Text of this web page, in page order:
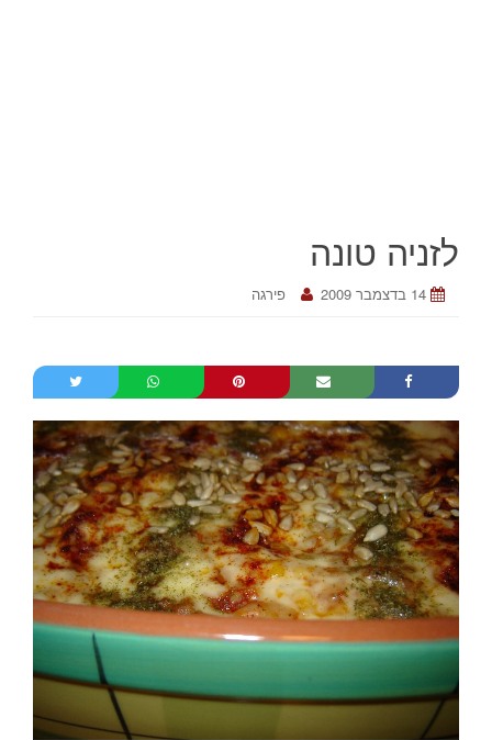
לזניה טונה
14 בדצמבר 2009 פירגה